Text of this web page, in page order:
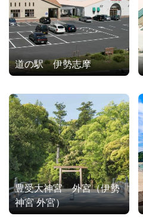
道の駅 伊勢志摩
豊受大神宮 外宮（伊勢
神宮 外宮）